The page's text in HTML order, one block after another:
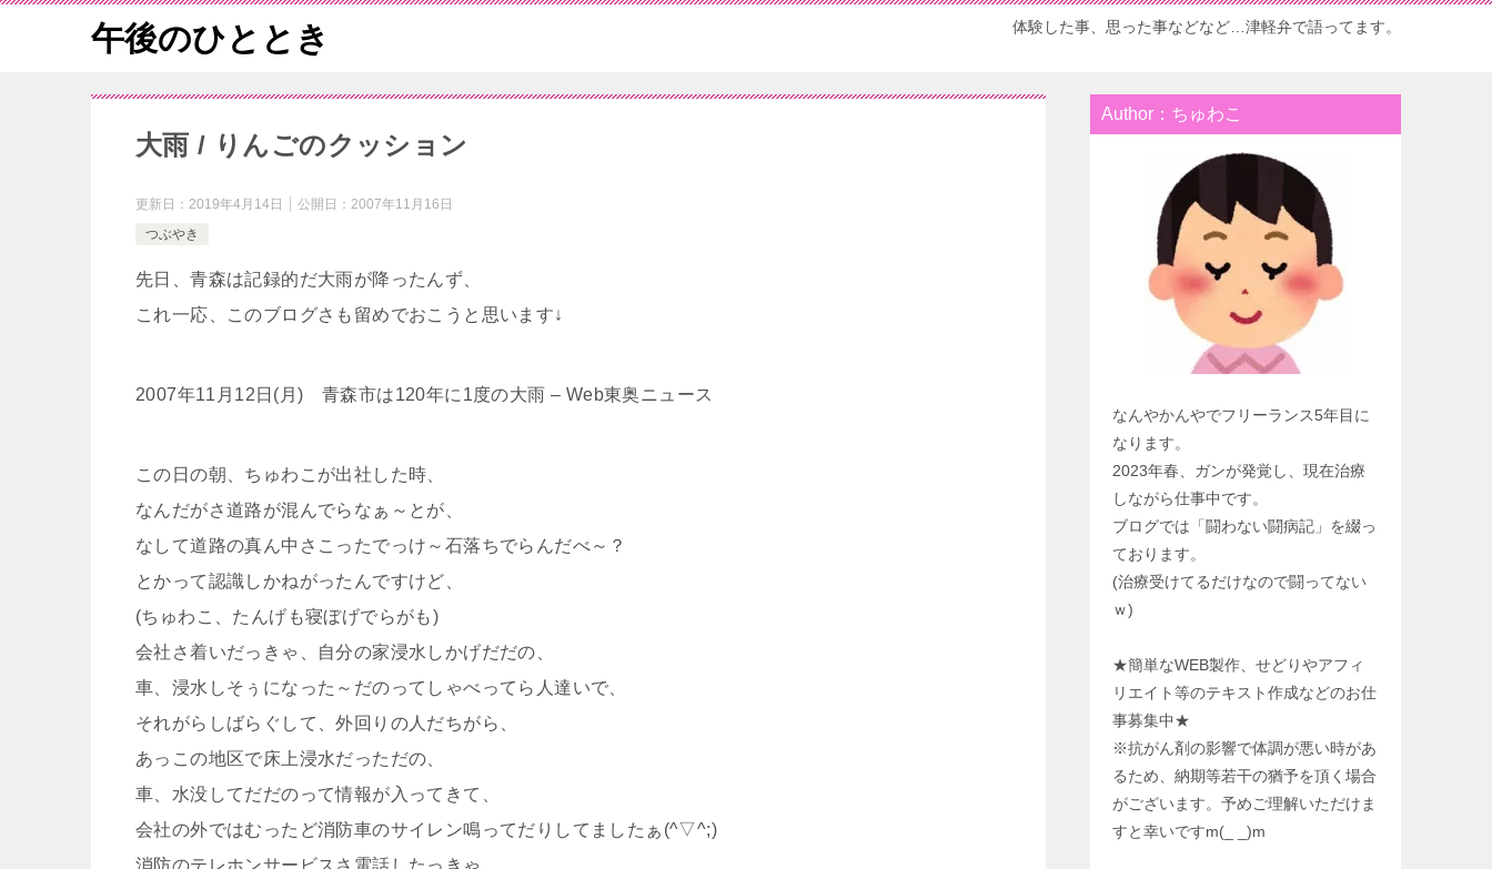
午後のひととき 体験した事、思った事などなど…津軽弁で語ってます。
大雨 / りんごのクッション
更新日： 2019年4月14日 公開日： 2007年11月16日
つぶやき
先日、青森は記録的だ大雨が降ったんず、
これ一応、このブログさも留めでおこうと思います↓
2007年11月12日(月) 青森市は120年に1度の大雨 – Web東奥ニュース
この日の朝、ちゅわこが出社した時、
なんだがさ道路が混んでらなぁ～とが、
なして道路の真ん中さこったでっけ～石落ちでらんだべ～？
とかって認識しかねがったんですけど、
(ちゅわこ、たんげも寝ぼげでらがも)
会社さ着いだっきゃ、自分の家浸水しかげだだの、
車、浸水しそぅになった～だのってしゃべってら人達いで、
それがらしばらぐして、外回りの人だちがら、
あっこの地区で床上浸水だっただの、
車、水没してだだのって情報が入ってきて、
会社の外ではむったど消防車のサイレン鳴ってだりしてましたぁ(^▽^;)
消防のテレホンサービスさ電話したっきゃ、
Author：ちゅわこ
なんやかんやでフリーランス5年目に
なります。
2023年春、ガンが発覚し、現在治療
しながら仕事中です。
ブログでは「闘わない闘病記」を綴っ
ております。
(治療受けてるだけなので闘ってない
ｗ)
★簡単なWEB製作、せどりやアフィ
リエイト等のテキスト作成などのお仕
事募集中★
※抗がん剤の影響で体調が悪い時があ
るため、納期等若干の猶予を頂く場合
がございます。予めご理解いただけま
すと幸いですm(_ _)m